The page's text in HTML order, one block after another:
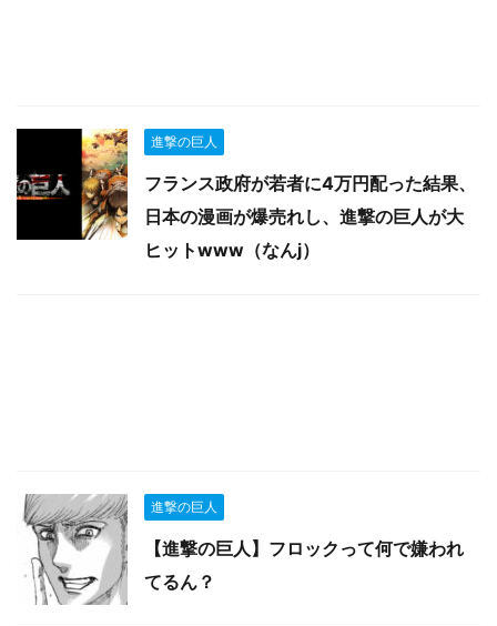
進撃の巨人
フランス政府が若者に4万円配った結果、
日本の漫画が爆売れし、進撃の巨人が大
ヒットwww（なんj）
進撃の巨人
【進撃の巨人】フロックって何で嫌われ
てるん？